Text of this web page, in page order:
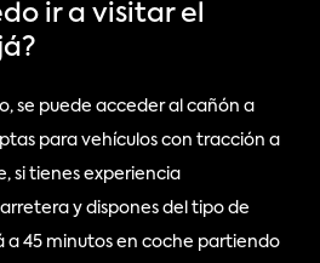
ir a visitar el
se puede acceder al cañón a
para vehículos con tracción a
si tienes experiencia
y dispones del tipo de
a 45 minutos en coche partiendo